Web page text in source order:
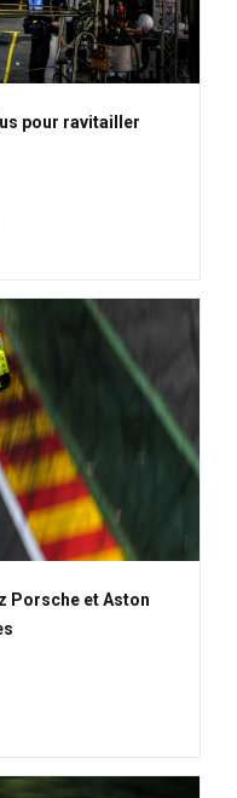
pour ravitailler
Porsche et Aston